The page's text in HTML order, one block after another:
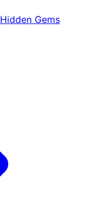
Hidden Gems